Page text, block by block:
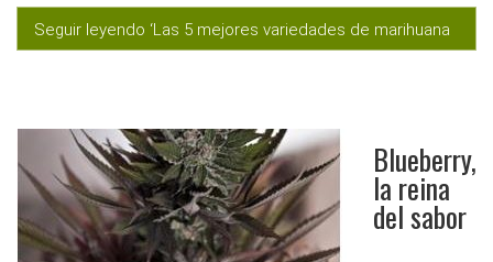
Seguir leyendo ‘Las 5 mejores variedades de marihuana
Blueberry,
la reina
del sabor